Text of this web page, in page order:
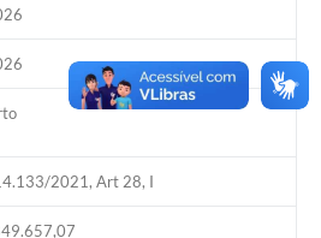
2021, Art 28, I